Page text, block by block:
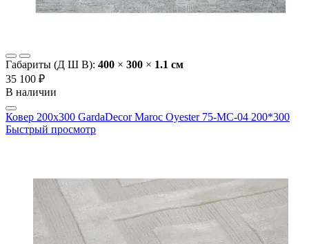
Габариты (Д Ш В): 400 × 300 × 1.1 cм
35 100 ₽
В наличии
Ковер 200х300 GardaDecor Maroc Oyester 75-MC-04 200*300
Быстрый просмотр